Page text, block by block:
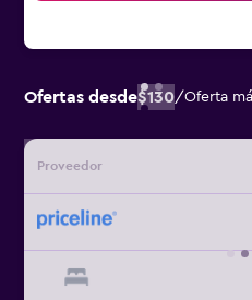
Ofertas desde$130/Oferta
Proveedor